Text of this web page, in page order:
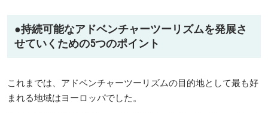
●持続可能なアドベンチャーツーリズムを発展さ
せていくための5つのポイント
これまでは、アドベンチャーツーリズムの目的地として最も好
まれる地域はヨーロッパでした。